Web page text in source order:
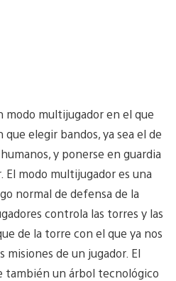
modo multijugador en el que
elegir bandos, ya sea el de
y ponerse en guardia
El modo multijugador es una
normal de defensa de la
controla las torres y las
de la torre con el que ya nos
misiones de un jugador. El
también un árbol tecnológico